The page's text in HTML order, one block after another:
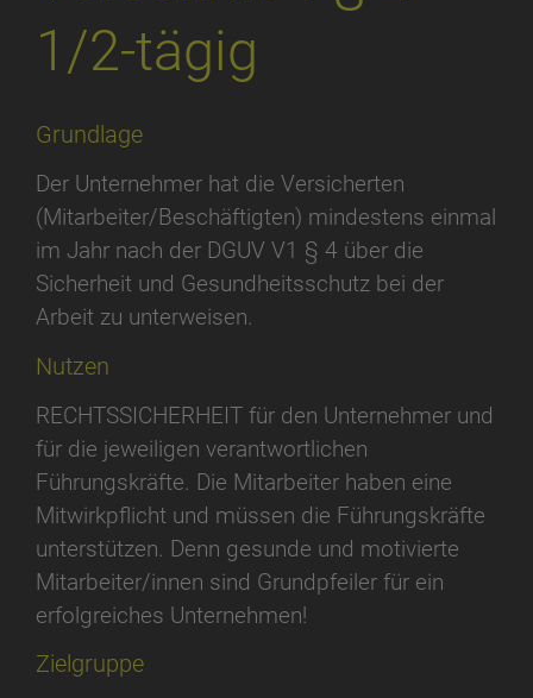
1/2-tägig
Grundlage
Der Unternehmer hat die Versicherten
(Mitarbeiter/Beschäftigten) mindestens einmal
im Jahr nach der DGUV V1 § 4 über die
Sicherheit und Gesundheitsschutz bei der
Arbeit zu unterweisen.
Nutzen
RECHTSSICHERHEIT für den Unternehmer und
für die jeweiligen verantwortlichen
Führungskräfte. Die Mitarbeiter haben eine
Mitwirkpflicht und müssen die Führungskräfte
unterstützen. Denn gesunde und motivierte
Mitarbeiter/innen sind Grundpfeiler für ein
erfolgreiches Unternehmen!
Zielgruppe